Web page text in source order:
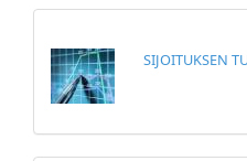
SIJOITUKSEN